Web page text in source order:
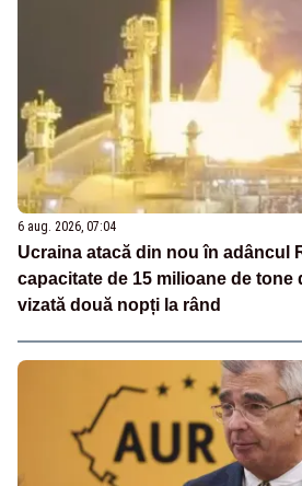
6 aug. 2026, 07:04
Ucraina atacă din nou în adâncul
capacitate de 15 milioane de tone
vizată două nopți la rând